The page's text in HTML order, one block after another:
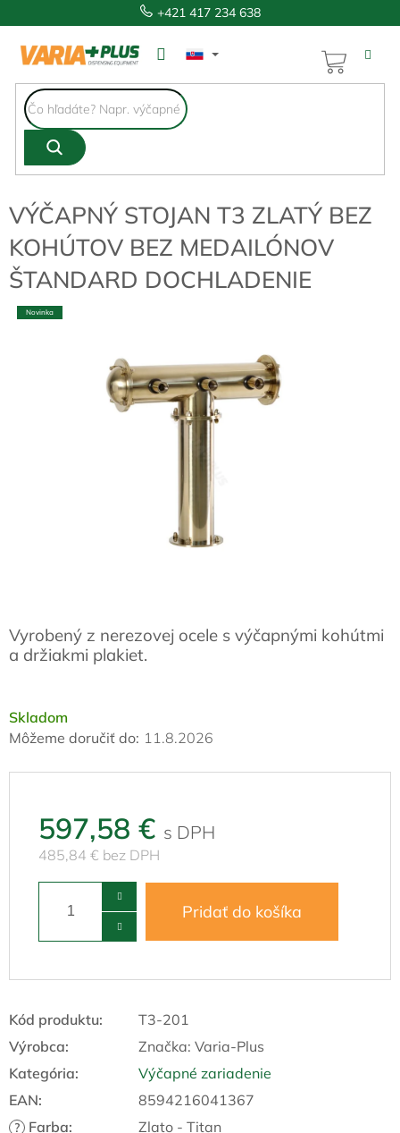
na
obsah
+421 417 234 638
KOŠÍK
VÝČAPNÝ STOJAN T3 ZLATÝ BEZ
KOHÚTOV BEZ MEDAILÓNOV
ŠTANDARD DOCHLADENIE
Novinka
Skladom
Môžeme doručiť do: 11.8.2026
597,58 €
485,84 € bez DPH
Pridať do košíka
Vyrobený z nerezovej ocele s výčapnými kohútmi
a držiakmi plakiet.
Kód produktu:
T3-201
Výrobca:
Značka: Varia-Plus
Kategória:
Výčapné zariadenie
EAN: 8594216041367
? Farba:
Zlato - Titan